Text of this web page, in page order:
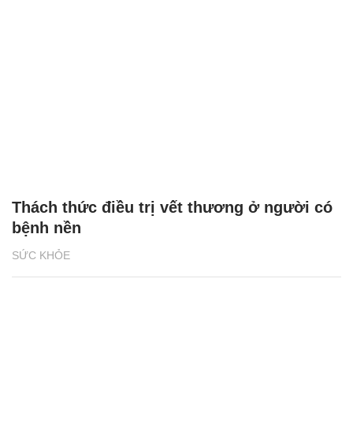
SỨC KHỎE
Thách thức điều trị vết thương ở người có
bệnh nền